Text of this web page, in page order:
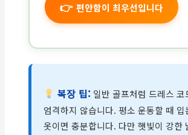
편안함이 최우선입니다
복장 팁: 일반 골프처럼 드레스 코
엄격하지 않습니다. 평소 운동할 때 입
옷이면 충분합니다. 다만 햇빛이 강한